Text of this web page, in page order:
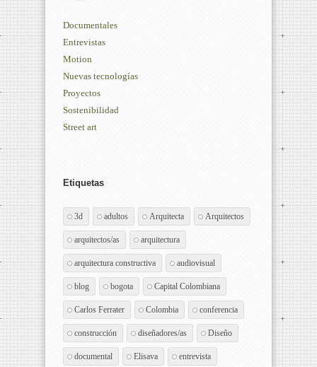
Documentales
Entrevistas
Motion
Nuevas tecnologías
Proyectos
Sostenibilidad
Street art
Etiquetas
3d adultos Arquitecta Arquitectos
arquitectos/as arquitectura
arquitectura constructiva audiovisual
blog bogota Capital Colombiana
Carlos Ferrater Colombia conferencia
construcción diseñadores/as Diseño
documental Elisava entrevista